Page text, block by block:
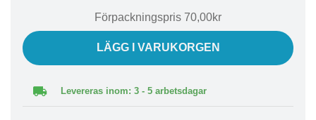
Förpackningspris 70,00kr
LÄGG I VARUKORGEN
Levereras inom: 3 - 5 arbetsdagar